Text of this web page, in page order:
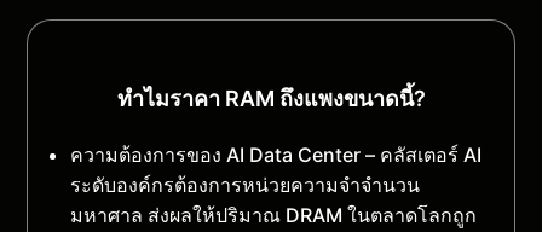
ทำไมราคา RAM ถึงแพงขนาดนี้?
ความต้องการของ AI Data Center – คลัสเตอร์ AI
ระดับองค์กรต้องการหน่วยความจำจำนวน
มหาศาล ส่งผลให้ปริมาณ DRAM ในตลาดโลกถูก